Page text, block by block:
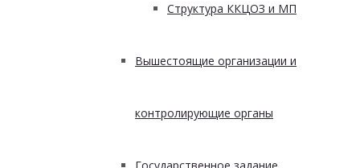
Структура ККЦОЗ и МП
Вышестоящие организации и
контролирующие органы